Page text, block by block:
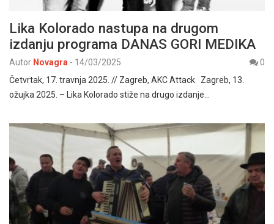
Lika Kolorado nastupa na drugom
izdanju programa DANAS GORI MEDIKA
Autor Novagra - 14/03/2025
0
Četvrtak, 17. travnja 2025. // Zagreb, AKC Attack Zagreb, 13.
ožujka 2025. – Lika Kolorado stiže na drugo izdanje…